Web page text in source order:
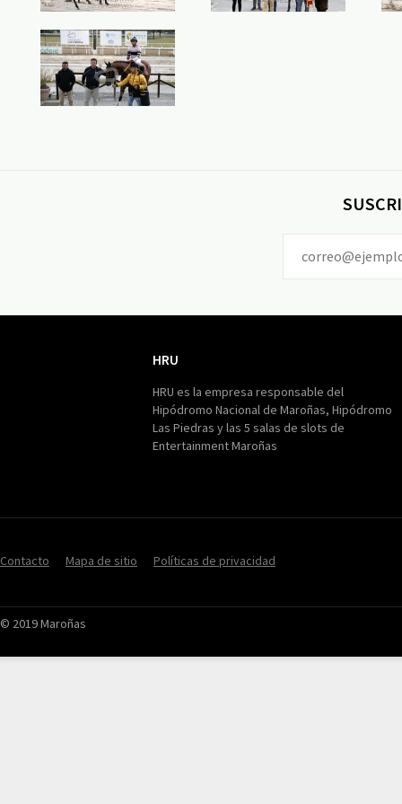
HRU
HRU es la empresa responsable del
Hipódromo Nacional de Maroñas, Hipódromo
Las Piedras y las 5 salas de slots de
Entertainment Maroñas
Contacto Mapa de sitio Políticas de privacidad
© 2019 Maroñas